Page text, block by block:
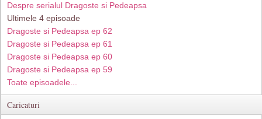
Despre serialul Dragoste si Pedeapsa
Ultimele 4 episoade
Dragoste si Pedeapsa ep 62
Dragoste si Pedeapsa ep 61
Dragoste si Pedeapsa ep 60
Dragoste si Pedeapsa ep 59
Toate episoadele...
Caricaturi